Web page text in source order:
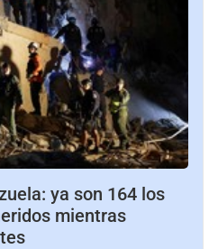
ya son 164 los
mientras